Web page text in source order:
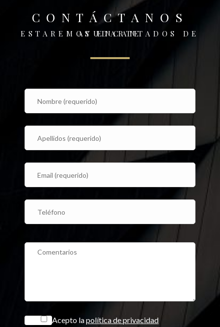
CONTÁCTANOS
ESTAREMOS ENCANTADOS DE AYUDARTE
Acepto lapolítica de privacidad